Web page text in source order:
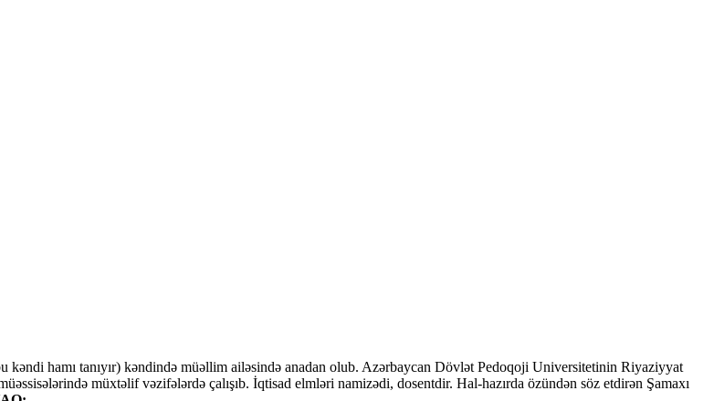
hamı tanıyır) kəndində müəllim ailəsində anadan olub. Azərbaycan Dövlət Pedoqoji Universitetinin Riyaziyyat
müxtəlif vəzifələrdə çalışıb. İqtisad elmləri namizədi, dosentdir. Hal-hazırda özündən söz etdirən Şamaxı